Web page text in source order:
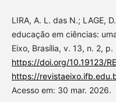
LIRA, A. L. das N.; LAGE,
educação em ciências:
Eixo, Brasília, v. 13, n. 2,
https://doi.org/10.19123/
https://
Acesso em: 30 mar. 2026.